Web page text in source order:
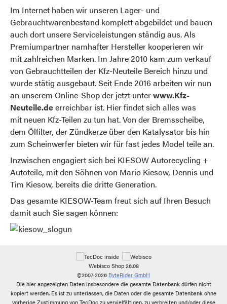
Im Internet haben wir unseren Lager- und
Gebrauchtwarenbestand komplett abgebildet und bauen
auch dort unsere Serviceleistungen ständig aus. Als
Premiumpartner namhafter Hersteller kooperieren wir
mit zahlreichen Marken. Im Jahre 2010 kam zum verkauf
von Gebrauchtteilen der Kfz-Neuteile Bereich hinzu und
wurde stätig ausgebaut. Seit Ende 2016 arbeiten wir nun
an unserem Online-Shop der jetzt unterwww.Kfz-
Neuteile.deerreichbar ist. Hier findet sich alles was
mit neuen Kfz-Teilen zu tun hat. Von der Bremsscheibe,
dem Ölfilter, der Zündkerze über den Katalysator bis hin
zum Scheinwerfer bieten wir für fast jedes Model teile an.
Inzwischen engagiert sich bei KIESOW Autorecycling +
Autoteile, mit den Söhnen von Mario Kiesow, Dennis und
Tim Kiesow, bereits die dritte Generation.
Das gesamte KIESOW-Team freut sich auf Ihren Besuch
damit auch Sie sagen können:
Webisco Shop 26.08
©2007-2026 ByteRider GmbH
Die hier angezeigten Daten insbesondere die gesamte Datenbank dürfen nicht
kopiert werden. Es ist zu unterlassen, die Daten oder die gesamte Datenbank ohne
vorherige Zustimmung von TecDoc zu vervielfältigen, zu verbreiten und/oder diese